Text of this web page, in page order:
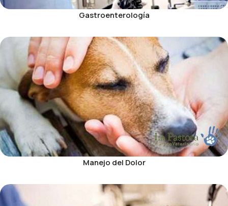
Gastroenterología
Manejo del Dolor